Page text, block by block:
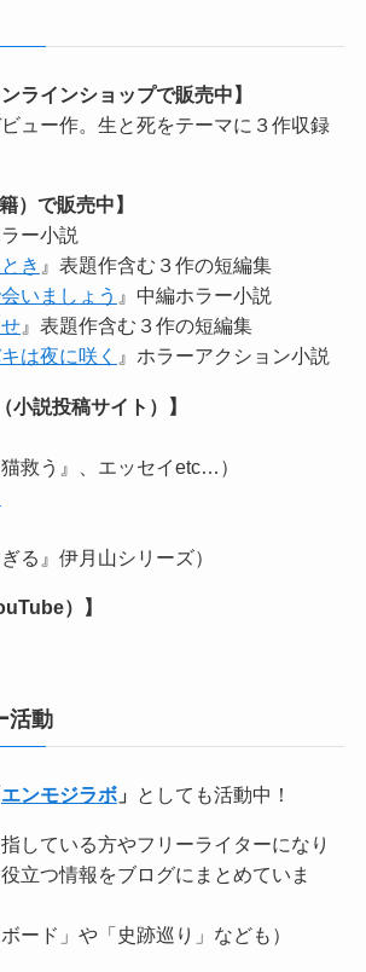
ラインショップで販売中】
ビュー作。生と死をテーマに３作収録
）で販売中】
ー小説
き 』表題作含む３作の短編集
いましょう 』中編ホラー小説
』表題作含む３作の短編集
は夜に咲く 』ホラーアクション小説
小説投稿サイト）】
救う』、エッセイetc…）
る』伊月山シリーズ）
）】
活動
エンモジラボ」 としても活動中！
している方やフリーライターになり
立つ情報をブログにまとめていま
ード」や「史跡巡り」なども）